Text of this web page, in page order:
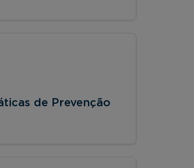
de Prevenção